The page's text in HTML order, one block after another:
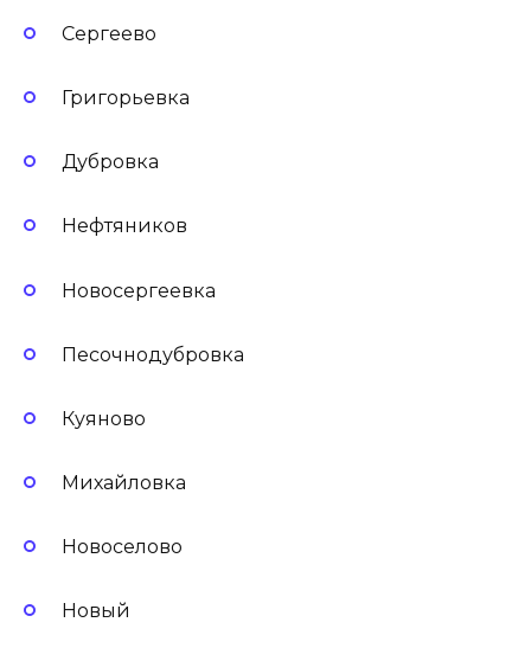
Сергеево
Григорьевка
Дубровка
Нефтяников
Новосергеевка
Песочнодубровка
Куяново
Михайловка
Новоселово
Новый